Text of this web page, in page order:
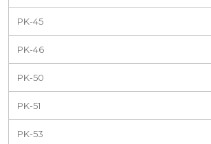
PK-45
PK-46
PK-50
PK-51
PK-53